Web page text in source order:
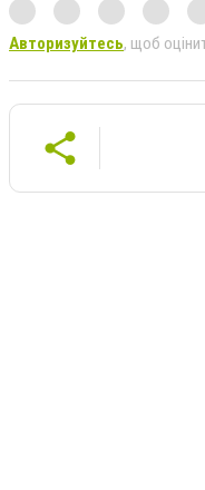
Авторизуйтесь, щоб